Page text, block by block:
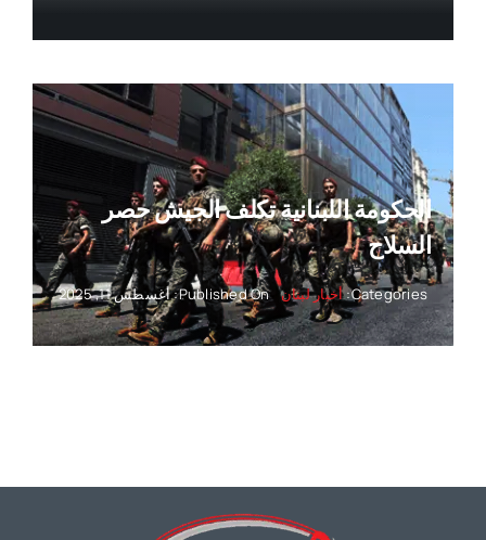
الحكومة اللبنانية تكلف الجيش حصر
السلاح
Categories: أخبار لبنان Published On: أغسطس 11, 2025